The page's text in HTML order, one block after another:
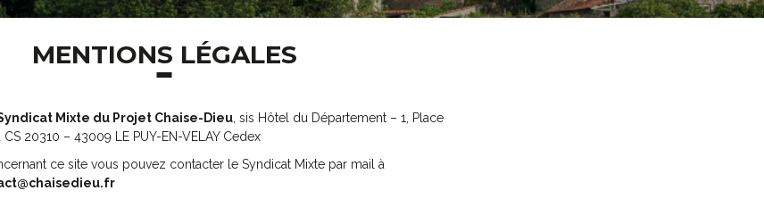
MENTIONS LÉGALES
Mixte du Projet Chaise-Dieu , sis Hôtel du Département – 1, Place
20310 – 43009 LE PUY-EN-VELAY Cedex
ce site vous pouvez contacter le Syndicat Mixte par mail à